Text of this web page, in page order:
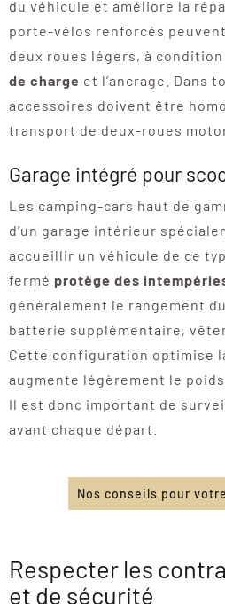
du véhicule et améliore la
porte-vélos renforcés
deux roues légers, à condition
de charge et l’ancrage. Dans
accessoires doivent être
transport de deux-roues
Garage intégré pour
Les camping-cars haut de
d’un garage intérieur
accueillir un véhicule de ce
fermé protège des
généralement le rangement
batterie supplémentaire,
Cette configuration optimise
augmente légèrement le
Il est donc important de
avant chaque départ.
Nos conseils pour
Respecter les
et de sécurité